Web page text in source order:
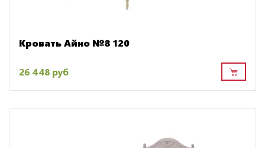
Кровать Айно №8 120
26 448 руб